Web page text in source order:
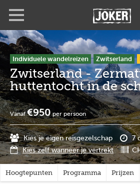
de
inhoud
gaanIndividuele wandelreizen Zwitserland
Zwitserland -
huttentocht in de
de Matterhorn
Vanaf€950per persoon
Kies je eigen reisgezelschap
7
Kies zelf wanneer je vertrekt
Hoogtepunten Programma Prijzen